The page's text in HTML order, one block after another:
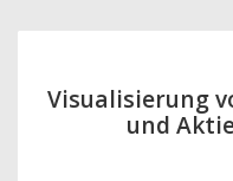
Visualisierung
und